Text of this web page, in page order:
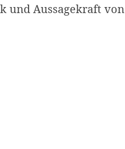
und Aussagekraft von